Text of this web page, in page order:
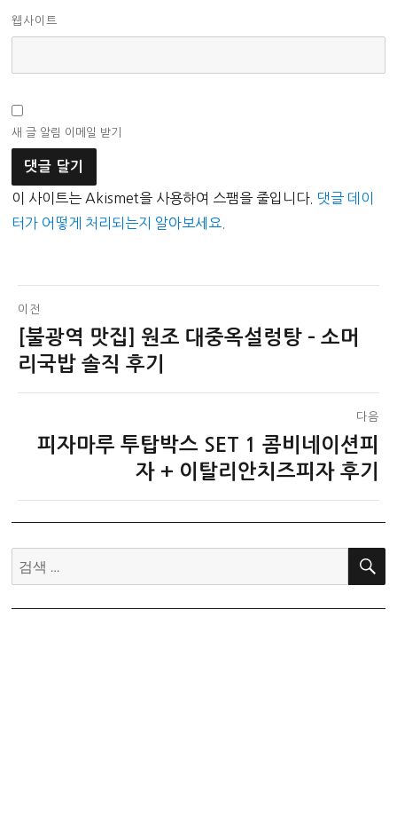
웹사이트
새 글 알림 이메일 받기
이 사이트는 Akismet을 사용하여 스팸을 줄입니다. 댓글 데이
터가 어떻게 처리되는지 알아보세요.
글
탐
색
이전
이
전
[불광역 맛집] 원조 대중옥설렁탕 – 소머
리국밥 솔직 후기
다음
피자마루 투탑박스 SET 1 콤비네이션피
자 + 이탈리안치즈피자 후기
검
색:
검